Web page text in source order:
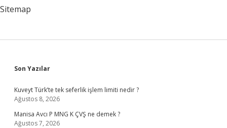
Sitemap
Sidebar
Son Yazılar
Kuveyt Türk’te tek seferlik işlem limiti nedir ?
Ağustos 8, 2026
Manisa Avcı P MNG K ÇVŞ ne demek ?
Ağustos 7, 2026